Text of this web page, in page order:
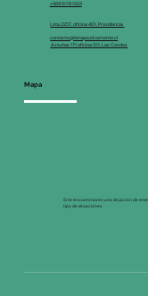
contacto@terapeuticamente.cl
+569 5178 1523
Lota 2257, oficina 401, Providencia
Asturias 171 oficina 101, Las Condes
Mapa
Si te encuentras en una situación de
tipo de situaciones.